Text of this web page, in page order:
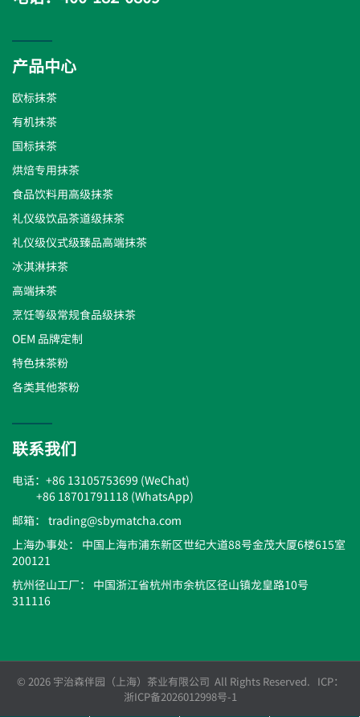
产品中心
欧标抹茶
有机抹茶
国标抹茶
烘焙专用抹茶
食品饮料用高级抹茶
礼仪级饮品茶道级抹茶
礼仪级仪式级臻品高端抹茶
冰淇淋抹茶
高端抹茶
烹饪等级常规食品级抹茶
OEM 品牌定制
特色抹茶粉
各类其他茶粉
联系我们
电话：+86 13105753699 (WeChat)
+86 18701791118 (WhatsApp)
邮箱： trading@sbymatcha.com
上海办事处： 中国上海市浦东新区世纪大道88号金茂大厦6楼615室
200121
杭州径山工厂： 中国浙江省杭州市余杭区径山镇龙皇路10号
311116
© 2026 宇治森伴园（上海）茶业有限公司 All Rights Reserved. ICP：
浙ICP备2026012998号-1